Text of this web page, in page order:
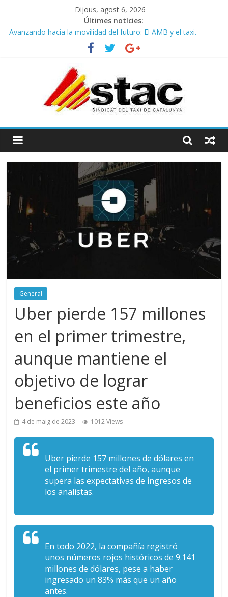
Dijous, agost 6, 2026
Últimes notícies:
Avanzando hacia la movilidad del futuro: El AMB y el taxi.
Programa de Radio TAXI LIBRE 29.07.2026 en COOLTURA FM.
STAC/ATC SOLICITAN TAULA TÈCNICA PARA MEJORAR LA
OPERATIVA DE ENTRADA EN EL PUERTO DE BARCELONA.
Programa de Radio TAXI LIBRE 22.07.2026 en COOLTURA FM.
Edición 385
COMUNICADO CONJUNTO STAC – ATC
General
Uber pierde 157 millones
en el primer trimestre,
aunque mantiene el
objetivo de lograr
beneficios este año
4 de maig de 2023 1012 Views
Uber pierde 157 millones de dólares en
el primer trimestre del año, aunque
supera las expectativas de ingresos de
los analistas.
En todo 2022, la compañía registró
unos números rojos históricos de 9.141
millones de dólares, pese a haber
ingresado un 83% más que un año
antes.